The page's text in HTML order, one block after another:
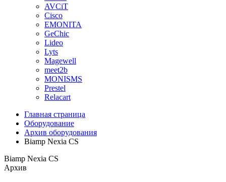
AVCiT
Cisco
EMONITA
GeChic
Lideo
Lyts
Magewell
meet2b
MONISMS
Prestel
Relacart
Главная страница
Оборудование
Архив оборудования
Biamp Nexia CS
Biamp Nexia CS
Архив